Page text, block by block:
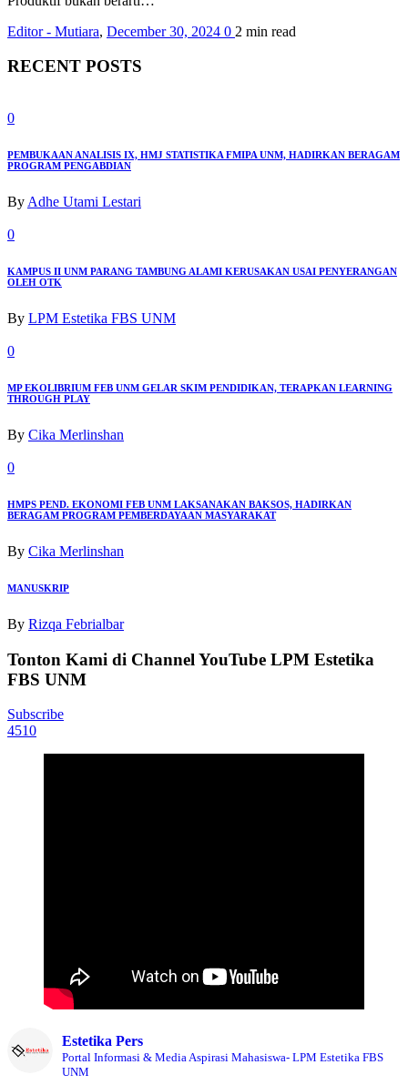
Editor - Mutiara, December 30, 2024 0 2 min read
RECENT POSTS
0
PEMBUKAAN ANALISIS IX, HMJ STATISTIKA FMIPA UNM, HADIRKAN BERAGAM
PROGRAM PENGABDIAN
By Adhe Utami Lestari
0
KAMPUS II UNM PARANG TAMBUNG ALAMI KERUSAKAN USAI PENYERANGAN
OLEH OTK
By LPM Estetika FBS UNM
0
MP EKOLIBRIUM FEB UNM GELAR SKIM PENDIDIKAN, TERAPKAN LEARNING
THROUGH PLAY
By Cika Merlinshan
0
HMPS PEND. EKONOMI FEB UNM LAKSANAKAN BAKSOS, HADIRKAN
BERAGAM PROGRAM PEMBERDAYAAN MASYARAKAT
By Cika Merlinshan
MANUSKRIP
By Rizqa Febrialbar
Tonton Kami di Channel YouTube LPM Estetika
FBS UNM
Subscribe
4510
Estetika Pers
Portal Informasi & Media Aspirasi Mahasiswa- LPM Estetika FBS
UNM